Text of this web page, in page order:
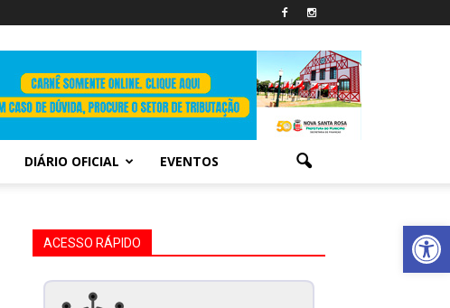
Abrir
DIÁRIO OFICIAL EVENTOS
ACESSO RÁPIDO